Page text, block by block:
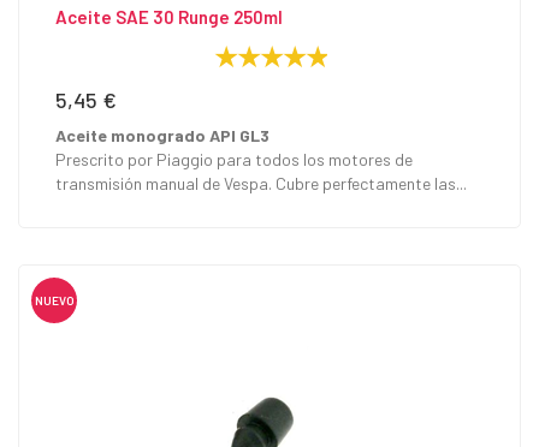
Aceite SAE 30 Runge 250ml
Precio
5,45 €
Aceite monogrado API GL3
Prescrito por Piaggio para todos los motores de
transmisión manual de Vespa. Cubre perfectamente las...
NUEVO